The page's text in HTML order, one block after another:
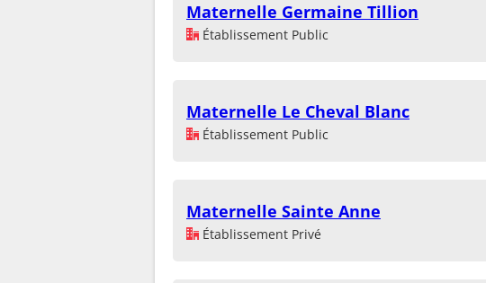
Maternelle Germaine Tillion
Établissement Public
Maternelle Le Cheval Blanc
Établissement Public
Maternelle Sainte Anne
Établissement Privé